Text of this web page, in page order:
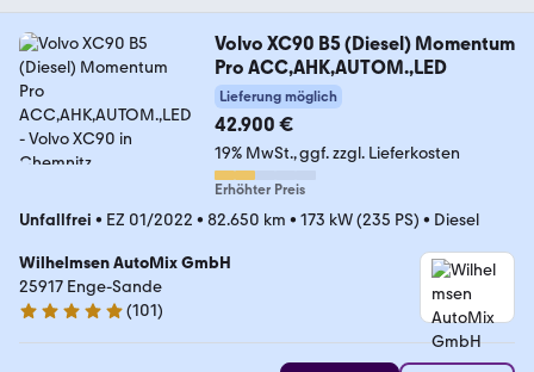
Volvo XC90 B5 (Diesel) Momentum
Pro ACC,AHK,AUTOM.,LED
Lieferung möglich
42.900 €
19% MwSt. ggf. zzgl. Lieferkosten
Erhöhter Preis
Unfallfrei • EZ 01/2022 • 82.650 km • 173 kW (235 PS) • Diesel
Wilhelmsen AutoMix GmbH
25917 Enge-Sande
4.9 Sterne
(101)